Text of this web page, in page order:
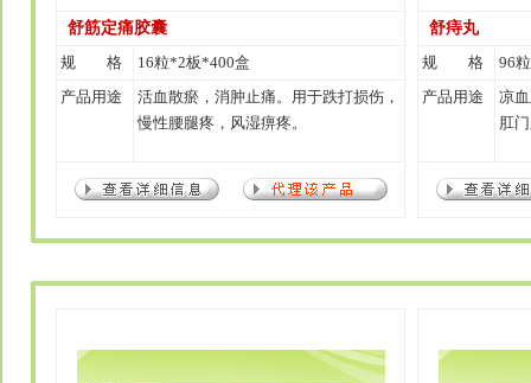
舒筋定痛胶囊
规 格
16粒*2板*400盒
产品用途
活血散瘀，消肿止痛。用于跌打损伤，
慢性腰腿疼，风湿痹疼。
舒痔丸
规 格
96
产品用途
凉
肛